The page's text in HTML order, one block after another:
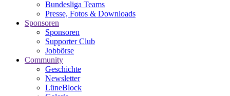
Bundesliga Teams
Presse, Fotos & Downloads
Sponsoren
Sponsoren
Supporter Club
Jobbörse
Community
Geschichte
Newsletter
LüneBlock